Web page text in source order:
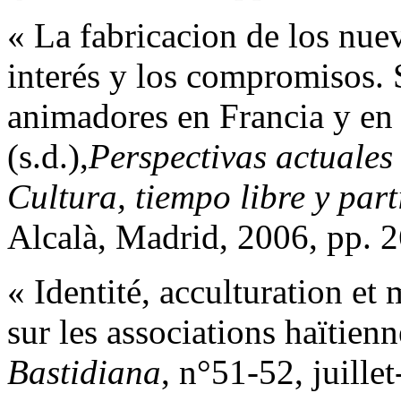
« La fabricacion de los
interés y los compromisos.
animadores en Francia y
(s.d.),Perspectivas
Cultura, tiempo libre y
Alcalà, Madrid, 2006, pp.
« Identité, acculturation et
sur les associations
Bastidiana, n°51-52,